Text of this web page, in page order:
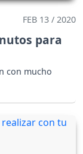
FEB 13 / 2020
para
con mucho